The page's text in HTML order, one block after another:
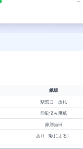
紙版
駅窓口・改札
印刷済み用紙
原則当日
あり（駅による）